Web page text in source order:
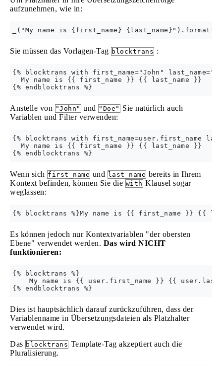
aufzunehmen, wie in:
Sie müssen das Vorlagen-Tag blocktrans :
{% blocktrans with first_name="John"
  My name is {{ first_name }} {{ last_name }}
Anstelle von "John" und "Doe" Sie natürlich auch
Variablen und Filter verwenden:
{% blocktrans with first_name=user.first_name
  My name is {{ first_name }} {{ last_name }}
Wenn sich first_name und last_name bereits in Ihrem
Kontext befinden, können Sie die with Klausel sogar
weglassen:
Es können jedoch nur Kontextvariablen "der obersten
Ebene" verwendet werden. Das wird NICHT
funktionieren:
{% blocktrans %}
My name is {{ user.first_name }} {{
Dies ist hauptsächlich darauf zurückzuführen, dass der
Variablenname in Übersetzungsdateien als Platzhalter
verwendet wird.
Das blocktrans Template-Tag akzeptiert auch die
Pluralisierung.